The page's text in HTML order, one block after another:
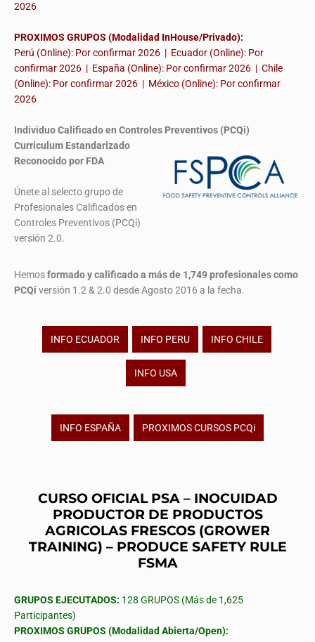
2026
PROXIMOS GRUPOS (Modalidad InHouse/Privado):
Perú (Online): Por confirmar 2026 | Ecuador (Online): Por
confirmar 2026 | España (Online): Por confirmar 2026 | Chile
(Online): Por confirmar 2026 | México (Online): Por confirmar
2026
Individuo Calificado en Controles Preventivos (PCQi)
Curriculum Estandarizado
Reconocido por FDA
Únete al selecto grupo de
Profesionales Calificados en
Controles Preventivos (PCQi)
versión 2.0.
Hemosformado y calificado a más de 1,749 profesionalescomo
PCQi versión 1.2 & 2.0 desde Agosto 2016 a la fecha.
INFO ECUADOR INFO PERU INFO CHILE
INFO USA
INFO ESPAÑA PROXIMOS CURSOS PCQi
CURSO OFICIAL PSA – INOCUIDAD
PRODUCTOR DE PRODUCTOS
AGRICOLAS FRESCOS (GROWER
TRAINING) – PRODUCE SAFETY RULE
FSMA
GRUPOS EJECUTADOS: 128 GRUPOS (Más de 1,625
Participantes)
PROXIMOS GRUPOS (Modalidad Abierta/Open):